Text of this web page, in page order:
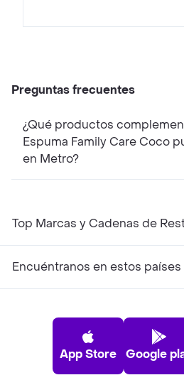
Preguntas frecuentes
¿Qué productos
Espuma Family Care Coco
en Metro?
Top Marcas y Cadenas de
Encuéntranos en estos países
App Store Google